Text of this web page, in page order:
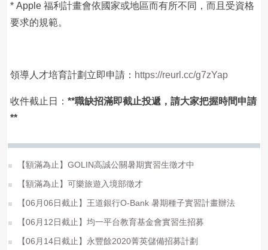
* Apple 福利計畫會依國家或地區而有所不同，而且受資格
要求的規範。
領導人才培育計劃立即申請： https://reurl.cc/g7zYap
收件截止日： **職缺招滿即截止投遞，請大家把握時間申請
**
【額滿為止】GOLIN高誠公關暑期實習生徵才中
【額滿為止】可樂旅遊入境部徵才
【06月06日截止】王道銀行O-Bank 暑期種子實習計畫辦法
【06月12日截止】均一平台教育基金會實習生招募
【06月14日截止】永豐餘2020菁英儲備招募計劃